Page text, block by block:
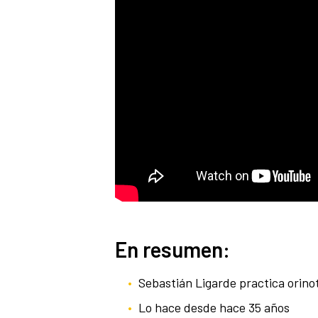
En resumen:
Sebastián Ligarde practica
Lo hace desde hace 35 años